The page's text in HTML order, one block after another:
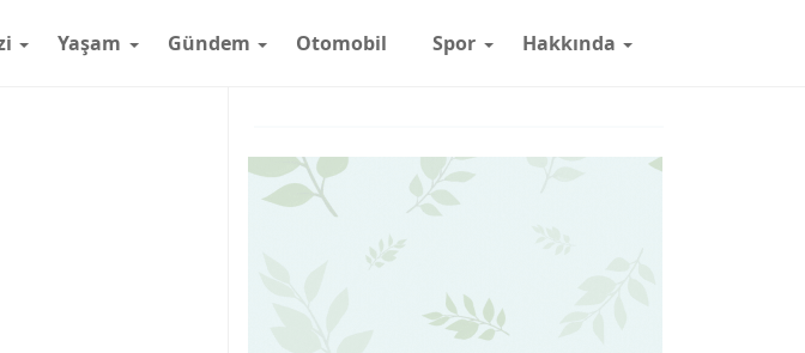
Yaşam Gündem Otomobil Spor Hakkında